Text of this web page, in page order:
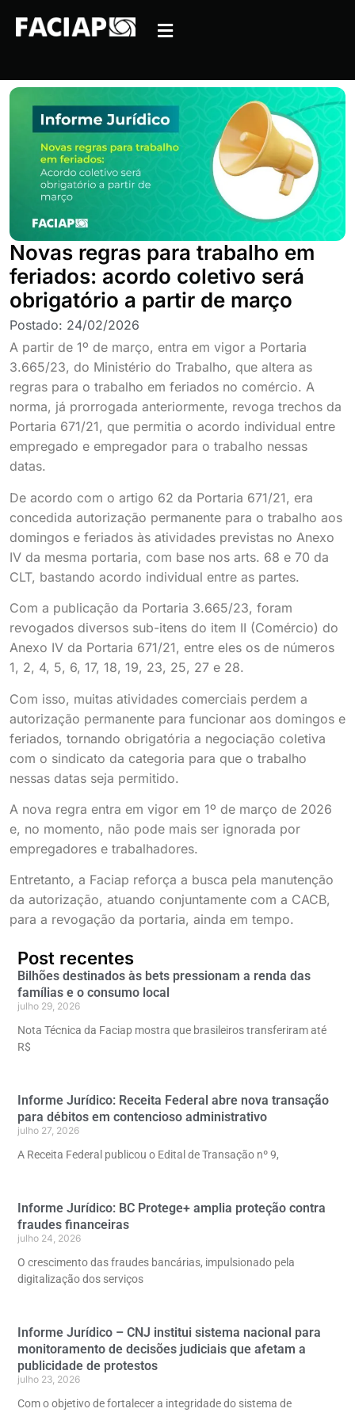
Novas regras para trabalho em
feriados: acordo coletivo será
obrigatório a partir de março
Postado: 24/02/2026
A partir de 1º de março, entra em vigor a Portaria
3.665/23, do Ministério do Trabalho, que altera as
regras para o trabalho em feriados no comércio. A
norma, já prorrogada anteriormente, revoga trechos da
Portaria 671/21, que permitia o acordo individual entre
empregado e empregador para o trabalho nessas
datas.
De acordo com o artigo 62 da Portaria 671/21, era
concedida autorização permanente para o trabalho aos
domingos e feriados às atividades previstas no Anexo
IV da mesma portaria, com base nos arts. 68 e 70 da
CLT, bastando acordo individual entre as partes.
Com a publicação da Portaria 3.665/23, foram
revogados diversos sub-itens do item II (Comércio) do
Anexo IV da Portaria 671/21, entre eles os de números
1, 2, 4, 5, 6, 17, 18, 19, 23, 25, 27 e 28.
Com isso, muitas atividades comerciais perdem a
autorização permanente para funcionar aos domingos e
feriados, tornando obrigatória a negociação coletiva
com o sindicato da categoria para que o trabalho
nessas datas seja permitido.
A nova regra entra em vigor em 1º de março de 2026
e, no momento, não pode mais ser ignorada por
empregadores e trabalhadores.
Entretanto, a Faciap reforça a busca pela manutenção
da autorização, atuando conjuntamente com a CACB,
para a revogação da portaria, ainda em tempo.
Post recentes
Bilhões destinados às bets pressionam a renda das
famílias e o consumo local
julho 29, 2026
Nota Técnica da Faciap mostra que brasileiros transferiram até
R$
Informe Jurídico: Receita Federal abre nova transação
para débitos em contencioso administrativo
julho 27, 2026
A Receita Federal publicou o Edital de Transação nº 9,
Informe Jurídico: BC Protege+ amplia proteção contra
fraudes financeiras
julho 24, 2026
O crescimento das fraudes bancárias, impulsionado pela
digitalização dos serviços
Informe Jurídico – CNJ institui sistema nacional para
monitoramento de decisões judiciais que afetam a
publicidade de protestos
julho 23, 2026
Com o objetivo de fortalecer a integridade do sistema de